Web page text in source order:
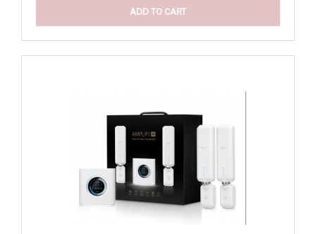
ADD TO CART